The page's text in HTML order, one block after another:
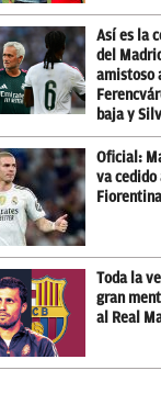
Así es la
del
amistoso
baja y
Oficial:
va cedido
Fiorentina
Toda la
gran
al Real